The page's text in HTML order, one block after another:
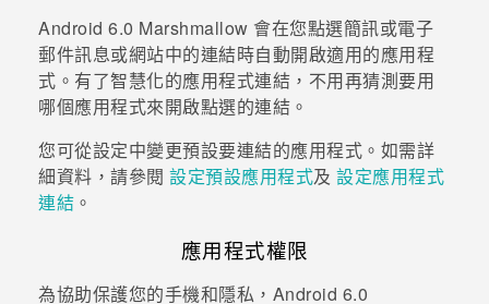
Android 6.0 Marshmallow 會在您點選簡訊或電子
郵件訊息或網站中的連結時自動開啟適用的應用程
式。有了智慧化的應用程式連結，不用再猜測要用
哪個應用程式來開啟點選的連結。
您可從設定中變更預設要連結的應用程式。如需詳
細資料，請參閱 設定預設應用程式及 設定應用程式
連結 。
應用程式權限
為協助保護您的手機和隱私， Android 6.0